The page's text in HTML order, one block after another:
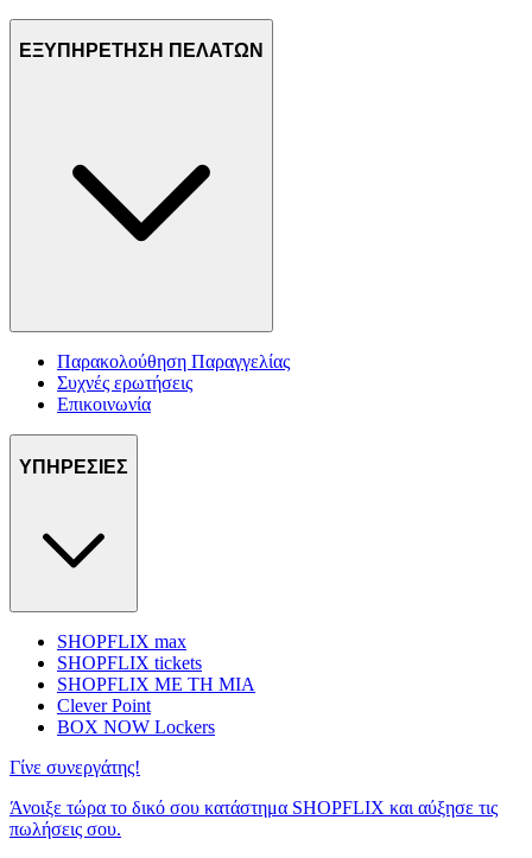
ΕΞΥΠΗΡΕΤΗΣΗ ΠΕΛΑΤΩΝ
Παρακολούθηση Παραγγελίας
Συχνές ερωτήσεις
Επικοινωνία
ΥΠΗΡΕΣΙΕΣ
SHOPFLIX max
SHOPFLIX tickets
SHOPFLIX ΜΕ ΤΗ ΜΙΑ
Clever Point
BOX NOW Lockers
Γίνε συνεργάτης!
Άνοιξε τώρα το δικό σου κατάστημα SHOPFLIX και αύξησε τις
πωλήσεις σου.